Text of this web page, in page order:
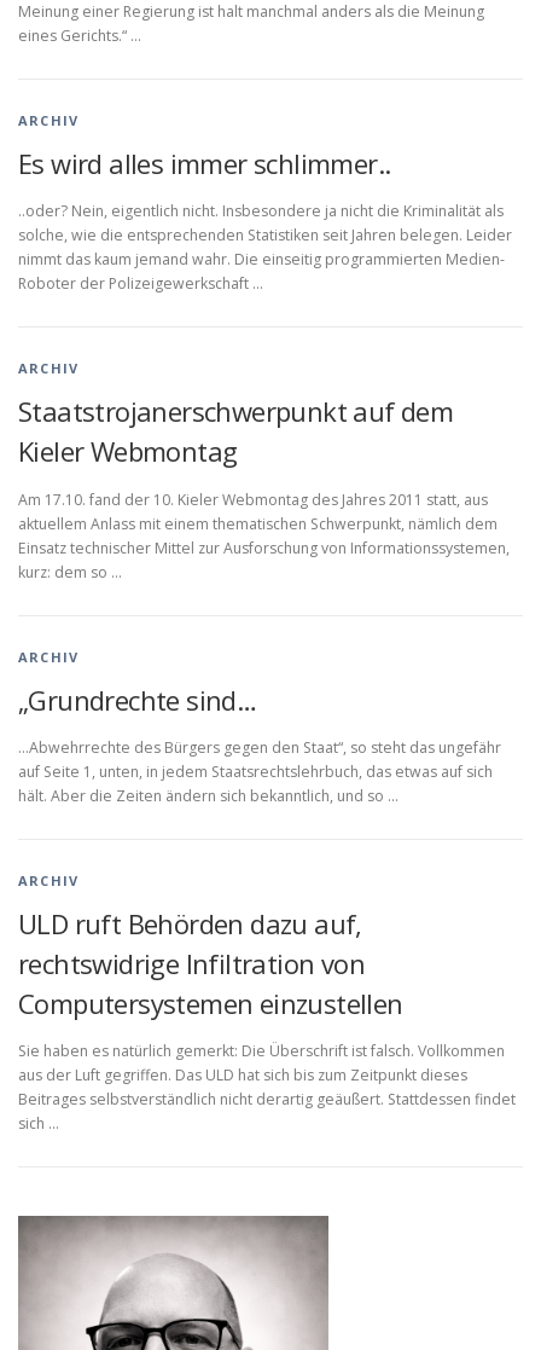
Meinung einer Regierung ist halt manchmal anders als die Meinung
eines Gerichts.“ …
ARCHIV
Es wird alles immer schlimmer..
..oder? Nein, eigentlich nicht. Insbesondere ja nicht die Kriminalität als
solche, wie die entsprechenden Statistiken seit Jahren belegen. Leider
nimmt das kaum jemand wahr. Die einseitig programmierten Medien-
Roboter der Polizeigewerkschaft …
ARCHIV
Staatstrojanerschwerpunkt auf dem
Kieler Webmontag
Am 17.10. fand der 10. Kieler Webmontag des Jahres 2011 statt, aus
aktuellem Anlass mit einem thematischen Schwerpunkt, nämlich dem
Einsatz technischer Mittel zur Ausforschung von Informationssystemen,
kurz: dem so …
ARCHIV
„Grundrechte sind…
…Abwehrrechte des Bürgers gegen den Staat“, so steht das ungefähr
auf Seite 1, unten, in jedem Staatsrechtslehrbuch, das etwas auf sich
hält. Aber die Zeiten ändern sich bekanntlich, und so …
ARCHIV
ULD ruft Behörden dazu auf,
rechtswidrige Infiltration von
Computersystemen einzustellen
Sie haben es natürlich gemerkt: Die Überschrift ist falsch. Vollkommen
aus der Luft gegriffen. Das ULD hat sich bis zum Zeitpunkt dieses
Beitrages selbstverständlich nicht derartig geäußert. Stattdessen findet
sich …